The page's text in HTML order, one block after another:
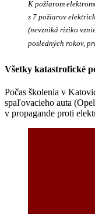
K požiarom
z 7 požiarov
(nevzniká riziko
posledných rokov,
Všetky katastrofické
Počas školenia v
spaľovacieho auta
v propagande proti